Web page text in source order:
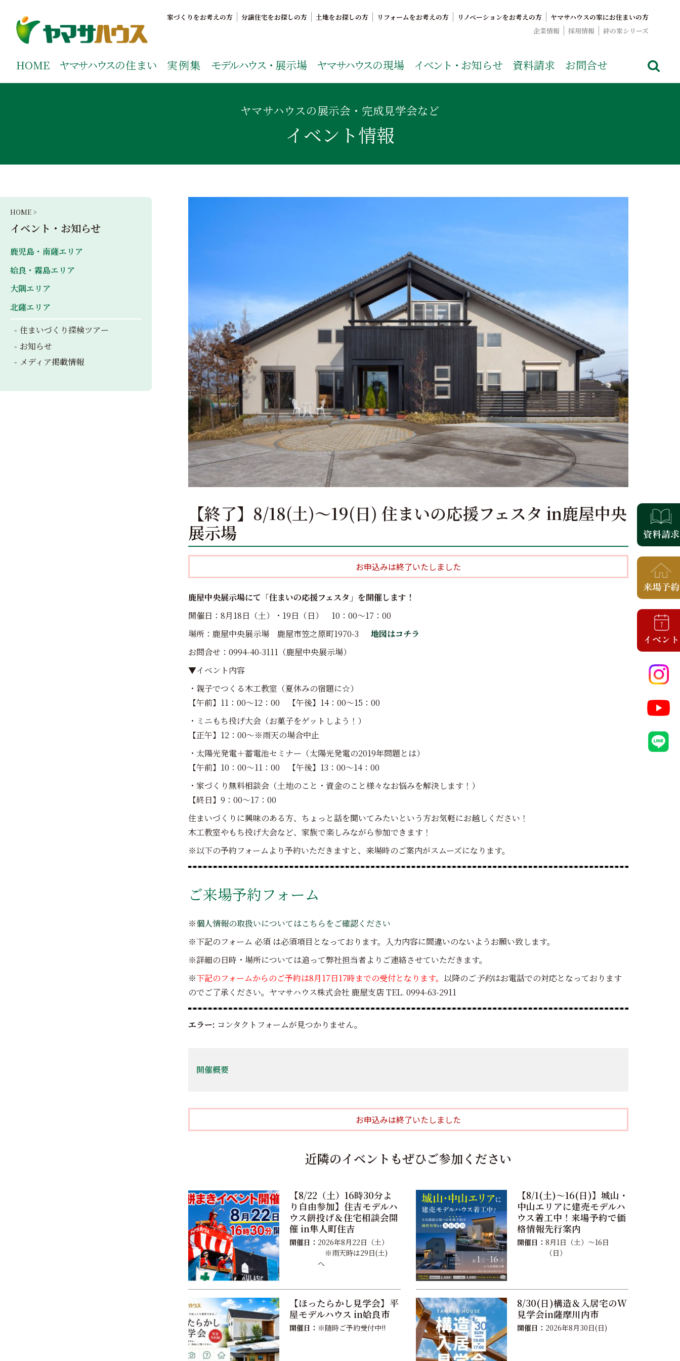
ご覧ください。
家づくりをお考えの方 分譲住宅をお探しの方 土地をお探しの方 リフォームをお考えの方 リノベーションをお考えの方
ヤマサハウスの家にお住まいの方
企業情報
採用情報 絆の家シリーズ
HOME ヤマサハウスの住まい 実例集 モデルハウス・ 展示場 ヤマサハウスの現場 イベント・ お知らせ 資料請求 お問合せ
ヤマサハウスの展示会・完成見学会など
イベント情報
【終了】8/18(土)～19(日) 住まいの応援フェスタ in鹿屋中央
展示場
お申込みは終了いたしました
鹿屋中央展示場にて「住まいの応援フェスタ」を開催します！
開催日：8月18日（土）・19日（日） 10：00～17：00
場所：鹿屋中央展示場 鹿屋市笠之原町1970-3 地図はコチラ
お問合せ：0994-40-3111（鹿屋中央展示場）
▼イベント内容
・親子でつくる木工教室（夏休みの宿題に☆）
【午前】11：00～12：00 【午後】14：00～15：00
・ミニもち投げ大会（お菓子をゲットしよう！）
【正午】12：00～※雨天の場合中止
・太陽光発電＋蓄電池セミナー（太陽光発電の2019年問題とは）
【午前】10：00～11：00 【午後】13：00～14：00
・家づくり無料相談会（土地のこと・資金のこと様々なお悩みを解決します！）
【終日】9：00～17：00
住まいづくりに興味のある方、ちょっと話を聞いてみたいという方お気軽にお越しください！
木工教室やもち投げ大会など、家族で楽しみながら参加できます！
※以下の予約フォームより予約いただきますと、来場時のご案内がスムーズになります。
ご来場予約フォーム
※個人情報の取扱いについてはこちらをご確認ください
※下記のフォーム 必須 は必須項目となっております。入力内容に間違いのないようお願い致します。
※詳細の日時・場所については追って弊社担当者よりご連絡させていただきます。
※下記のフォームからのご予約は8月17日17時までの受付となります。 以降のご予約はお電話での対応となっております
のでご了承ください。ヤマサハウス株式会社 鹿屋支店 TEL. 0994-63-2911
エラー: コンタクトフォームが見つかりません。
開催概要
お申込みは終了いたしました
近隣のイベントもぜひご参加ください
【8/22（土）16時30分よ
り自由参加】住吉モデルハ
ウス餅投げ＆住宅相談会開
催 in隼人町住吉
開催日： 2026年8月22日（土）
※雨天時は29日(土)
へ
【8/1(土)〜16(日)】城山・
中山エリアに建売モデルハ
ウス着工中！来場予約で価
格情報先行案内
開催日： 8月1日（土）〜16日
（日）
【ほったらかし見学会】平
屋モデルハウス in姶良市
開催日： ※随時ご予約受付中!!
8/30(日)構造＆入居宅のW
見学会in薩摩川内市
開催日： 2026年8月30日(日)
HOME >
イベント・お知らせ
鹿児島・南薩エリア
姶良・霧島エリア
大隅エリア
北薩エリア
住まいづくり探検ツアー
お知らせ
メディア掲載情報